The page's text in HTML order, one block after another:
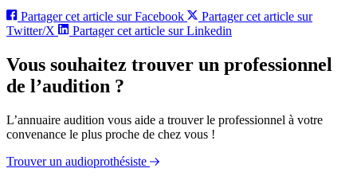
Partager cet article sur Facebook
Partager cet article sur
Twitter/X
Partager cet article sur Linkedin
Vous souhaitez trouver un professionnel
de l’audition ?
L’annuaire audition vous aide a trouver le professionnel à votre
convenance le plus proche de chez vous !
Trouver un audioprothésiste